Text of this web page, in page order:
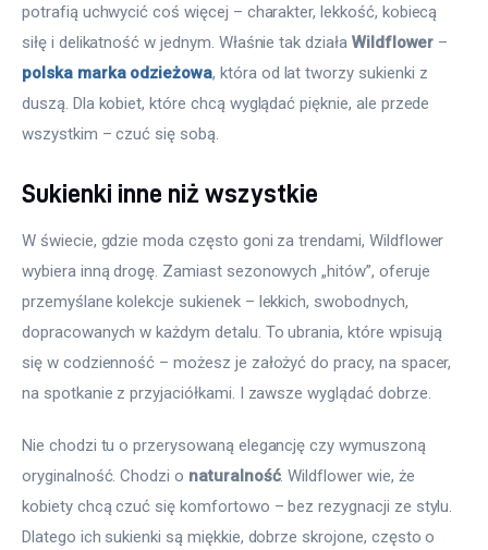
Więcej
potrafią uchwycić coś więcej – charakter, lekkość, kobiecą
siłę i delikatność w jednym. Właśnie tak działa Wildflower –
polska marka odzieżowa, która od lat tworzy sukienki z
duszą. Dla kobiet, które chcą wyglądać pięknie, ale przede
wszystkim – czuć się sobą.
Sukienki inne niż wszystkie
W świecie, gdzie moda często goni za trendami, Wildflower
wybiera inną drogę. Zamiast sezonowych „hitów”, oferuje
przemyślane kolekcje sukienek – lekkich, swobodnych,
dopracowanych w każdym detalu. To ubrania, które wpisują
się w codzienność – możesz je założyć do pracy, na spacer,
na spotkanie z przyjaciółkami. I zawsze wyglądać dobrze.
Nie chodzi tu o przerysowaną elegancję czy wymuszoną
oryginalność. Chodzi o naturalność. Wildflower wie, że
kobiety chcą czuć się komfortowo – bez rezygnacji ze stylu.
Dlatego ich sukienki są miękkie, dobrze skrojone, często o